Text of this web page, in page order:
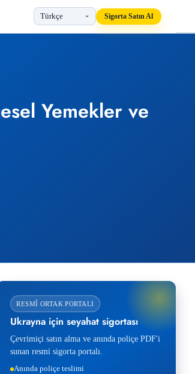
Sigorta Satın Al
Yemekler ve
RESMÎ ORTAK PORTALI
Ukrayna için seyahat sigortası
Çevrimiçi satın alma ve anında poliçe PDF'i
sunan resmi sigorta portalı.
Anında poliçe teslimi